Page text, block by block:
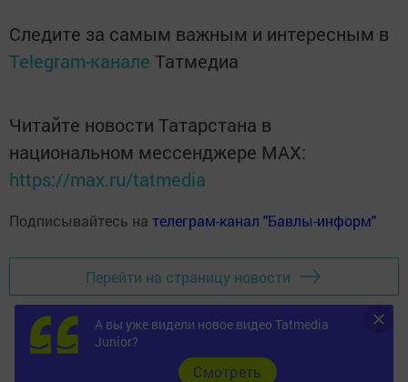
Следите за самым важным и интересным в
Telegram-канале Татмедиа
Читайте новости Татарстана в
национальном мессенджере MАХ:
https://max.ru/tatmedia
Подписывайтесь на телеграм-канал "Бавлы-информ"
Перейти на страницу новости
А вы уже видели новое видео Tatmedia
Junior?
Cмотреть